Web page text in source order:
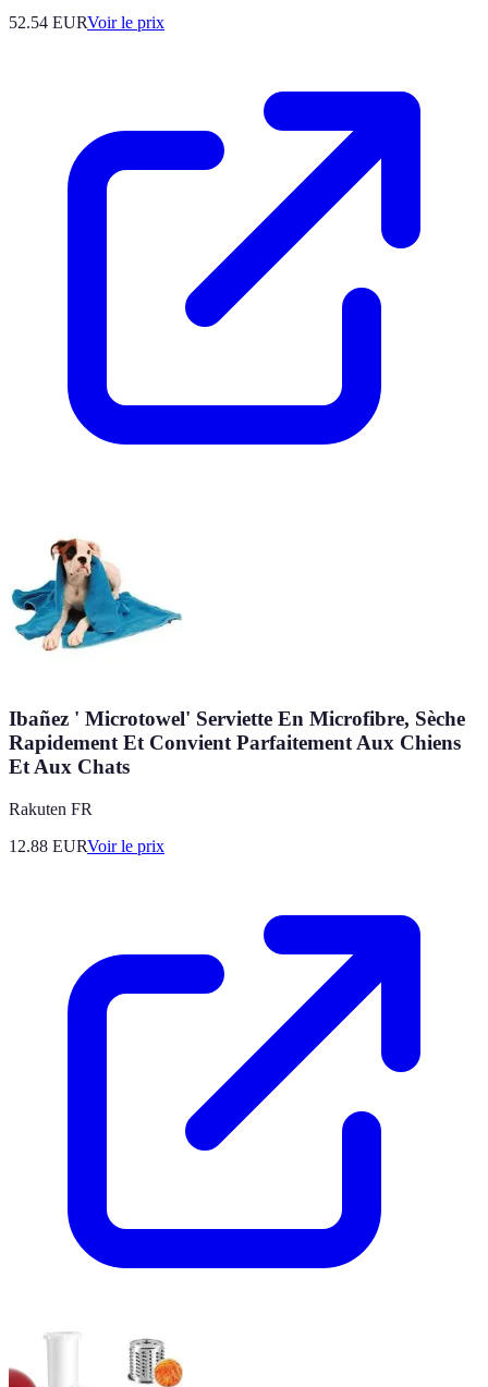
52.54 EURVoir le prix
Ibañez ' Microtowel' Serviette En Microfibre, Sèche
Rapidement Et Convient Parfaitement Aux Chiens
Et Aux Chats
Rakuten FR
12.88 EURVoir le prix